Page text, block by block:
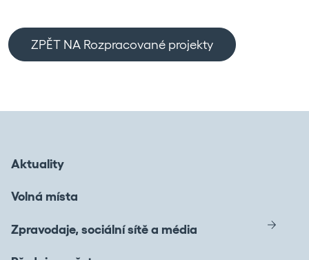
ZPĚT NA Rozpracované projekty
Aktuality
Volná místa
Zpravodaje, sociální sítě a média